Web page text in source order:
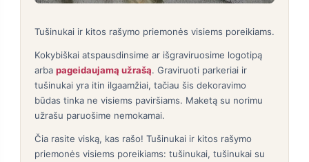
Tušinukai ir kitos rašymo priemonės visiems poreikiams.
Kokybiškai atspausdinsime ar išgraviruosime logotipą
arba pageidaujamą užrašą. Graviruoti parkeriai ir
tušinukai yra itin ilgaamžiai, tačiau šis dekoravimo
būdas tinka ne visiems paviršiams. Maketą su norimu
užrašu paruošime nemokamai.
Čia rasite viską, kas rašo! Tušinukai ir kitos rašymo
priemonės visiems poreikiams: tušinukai, tušinukai su